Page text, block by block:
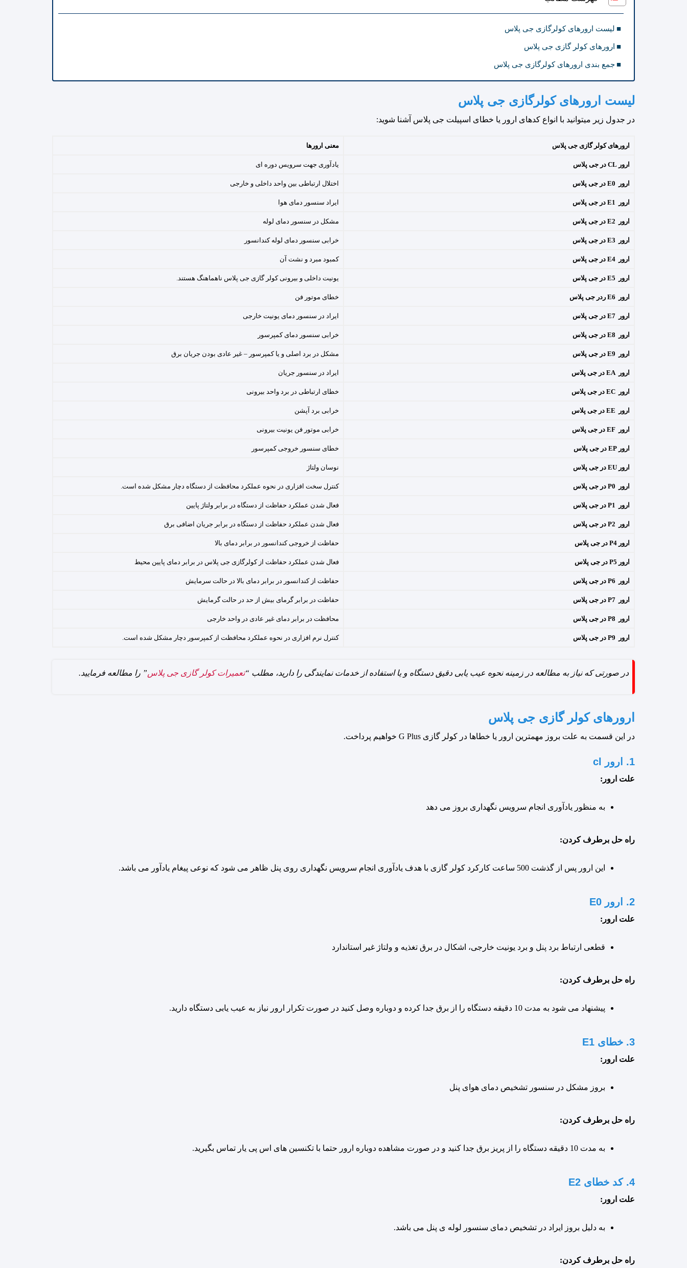
لیست ارورهای کولرگازی جی پلاس
ارورهای کولر گازی جی پلاس
جمع بندی ارورهای کولرگازی جی پلاس
لیست ارورهای کولرگازی جی پلاس
در جدول زیر میتوانید با انواع کدهای ارور یا خطای اسپیلت جی پلاس آشنا شوید:
ارورهای کولر گازی جی پلاس معنی ارورها
ارور CL در جی پلاس یادآوری جهت سرویس دوره ای
ارور E0 در جی پلاس اختلال ارتباطی بین واحد داخلی و خارجی
ارور E1 در جی پلاس ایراد سنسور دمای هوا
ارور E2 در جی پلاس مشکل در سنسور دمای لوله‌
ارور E3 در جی پلاس خرابی سنسور دمای لوله کندانسور
ارور E4 در جی پلاس کمبود مبرد و نشت آن
ارور E5 در جی پلاس یونیت داخلی و بیرونی کولر گازی جی پلاس ناهماهنگ هستند.
ارور E6 ردر جی پلاس خطای موتور فن
ارور E7 در جی پلاس ایراد در سنسور دمای یونیت خارجی
ارور E8 در جی پلاس خرابی سنسور دمای کمپرسور
ارور E9 در جی پلاس مشکل در برد اصلی و یا کمپرسور – غیر عادی بودن جریان برق
ارور EA در جی پلاس ایراد در سنسور جریان
ارور EC در جی پلاس خطای ارتباطی در برد واحد بیرونی
ارور EE در جی پلاس خرابی برد آپشن
ارور EF در جی پلاس خرابی موتور فن یونیت بیرونی
ارور EP در جی پلاس خطای سنسور خروجی کمپرسور
ارور EU در جی پلاس نوسان ولتاژ
ارور P0 در جی پلاس کنترل سخت افزاری در نحوه عملکرد محافظت از دستگاه دچار مشکل شده است.
ارور P1 در جی پلاس فعال شدن عملکرد حفاظت از دستگاه در برابر ولتاژ پایین
ارور P2 در جی پلاس فعال شدن عملکرد حفاظت از دستگاه در برابر جریان اضافی برق
ارور P4 در جی پلاس حفاظت از خروجی کندانسور در برابر دمای بالا
ارور P5 در جی پلاس فعال شدن عملکرد حفاظت از کولرگازی جی پلاس در برابر دمای پایین محیط
ارور P6 در جی پلاس حفاظت از کندانسور در برابر دمای بالا در حالت سرمایش
ارور P7 در جی پلاس حفاظت در برابر گرمای بیش از حد در حالت گرمایش
ارور P8 در جی پلاس محافظت در برابر دمای غیر عادی در واحد خارجی
ارور P9 در جی پلاس کنترل نرم افزاری در نحوه عملکرد محافظت از کمپرسور دچار مشکل شده است.
در صورتی که نیاز به مطالعه در زمینه نحوه عیب یابی دقیق دستگاه و یا استفاده از خدمات نمایندگی را دارید، مطلب “تعمیرات کولر گازی جی پلاس” را مطالعه فرمایید.
ارورهای کولر گازی جی پلاس
در این قسمت به علت بروز مهمترین ارور یا خطاها در کولر گازی G Plus خواهیم پرداخت.
1. ارور cl
علت ارور:
به منظور یادآوری انجام سرویس نگهداری بروز می دهد
راه حل برطرف کردن:
این ارور پس از گذشت 500 ساعت کارکرد کولر گازی با هدف یادآوری انجام سرویس نگهداری روی پنل ظاهر می شود که نوعی پیغام یادآور می باشد.
2. ارور E0
علت ارور:
قطعی ارتباط برد پنل و برد یونیت خارجی، اشکال در برق تغذیه و ولتاژ غیر استاندارد
راه حل برطرف کردن:
پیشنهاد می شود به مدت 10 دقیقه دستگاه را از برق جدا کرده و دوباره وصل کنید در صورت تکرار ارور نیاز به عیب یابی دستگاه دارید.
3. خطای E1
علت ارور:
بروز مشکل در سنسور تشخیص دمای هوای پنل
راه حل برطرف کردن:
به مدت 10 دقیقه دستگاه را از پریز برق جدا کنید و در صورت مشاهده دوباره ارور حتما با تکنسین های اس پی یار تماس بگیرید.
4. کد خطای E2
علت ارور:
به دلیل بروز ایراد در تشخیص دمای سنسور لوله ی پنل می باشد.
راه حل برطرف کردن: